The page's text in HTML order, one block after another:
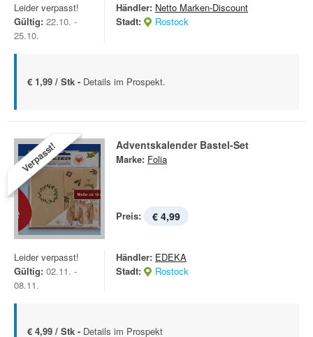
Leider verpasst!
Gültig: 22.10. -
25.10.
Händler: Netto Marken-Discount
Stadt:
Rostock
€ 1,99 / Stk - Details im Prospekt.
Verpasst! Adventskalender Bastel-Set
Marke: Folia
Preis: € 4,99
Leider verpasst!
Gültig: 02.11. -
08.11.
Händler: EDEKA
Stadt:
Rostock
€ 4,99 / Stk - Details im Prospekt